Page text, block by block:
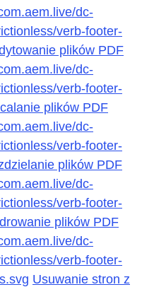
dc-
verb-footer-
plików PDF
dc-
verb-footer-
plików PDF
dc-
verb-footer-
plików PDF
dc-
verb-footer-
plików PDF
dc-
verb-footer-
Usuwanie stron z